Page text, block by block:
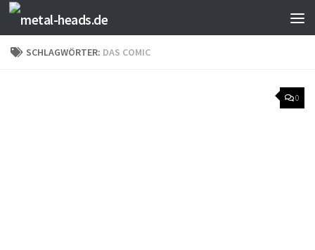
Zum Inhalt springen
SCHLAGWÖRTER: DAS COMIC
0